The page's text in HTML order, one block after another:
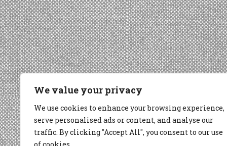
We value your privacy
We use cookies to enhance your browsing experience,
serve personalised ads or content, and analyse our
traffic. By clicking "Accept All", you consent to our use